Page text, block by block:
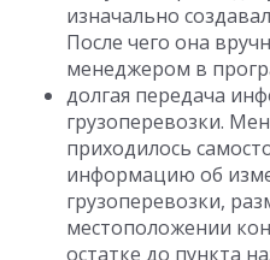
изначально
После чего она
менеджером в
долгая передача
грузоперевозки.
приходилось
информацию об
грузоперевозки,
местоположении
остатке до пункта